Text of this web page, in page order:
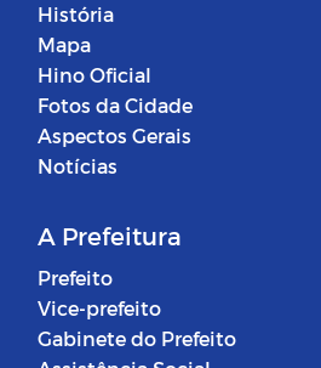
História
Mapa
Hino Oficial
Fotos da Cidade
Aspectos Gerais
Notícias
A Prefeitura
Prefeito
Vice-prefeito
Gabinete do Prefeito